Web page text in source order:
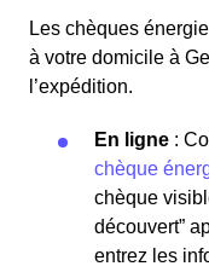
Les chèques
à votre domicile à
l’expédition.
En ligne :
chèque
chèque
découvert”
entrez les